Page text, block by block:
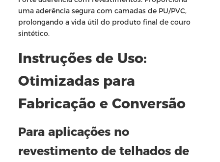
uma aderência segura com camadas de PU/PVC,
prolongando a vida útil do produto final de couro
sintético.
Instruções de Uso:
Otimizadas para
Fabricação e Conversão
Para aplicações no
revestimento de telhados de